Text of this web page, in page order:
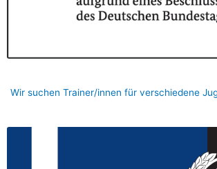
Wir suchen Trainer/innen für verschiedene